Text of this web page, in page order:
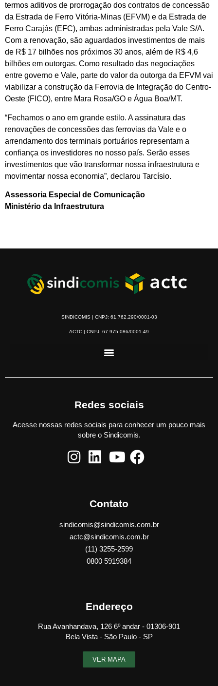
termos aditivos de prorrogação dos contratos de concessão
da Estrada de Ferro Vitória-Minas (EFVM) e da Estrada de
Ferro Carajás (EFC), ambas administradas pela Vale S/A.
Com a renovação, são aguardados investimentos de mais
de R$ 17 bilhões nos próximos 30 anos, além de R$ 4,6
bilhões em outorgas. Como resultado das negociações
entre governo e Vale, parte do valor da outorga da EFVM vai
viabilizar a construção da Ferrovia de Integração do Centro-
Oeste (FICO), entre Mara Rosa/GO e Água Boa/MT.
“Fechamos o ano em grande estilo. A assinatura das
renovações de concessões das ferrovias da Vale e o
arrendamento dos terminais portuários representam a
confiança os investidores no nosso país. Serão esses
investimentos que vão transformar nossa infraestrutura e
movimentar nossa economia”, declarou Tarcísio.
Assessoria Especial de Comunicação
Ministério da Infraestrutura
SINDICOMIS | CNPJ: 61.762.290/0001-03
ACTC | CNPJ: 67.975.086/0001-49
Redes sociais
Acesse nossas redes sociais para conhecer um pouco mais
sobre o Sindicomis.
Contato
sindicomis@sindicomis.com.br
actc@sindicomis.com.br
(11) 3255-2599
0800 5919384
Endereço
Rua Avanhandava, 126 6º andar - 01306-901
Bela Vista - São Paulo - SP
VER MAPA